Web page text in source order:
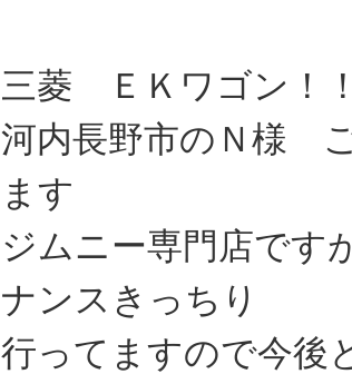
三菱 ＥＫワゴン！！
河内長野市のＮ様
ます
ジムニー専門店です
ナンスきっちり
行ってますので今後